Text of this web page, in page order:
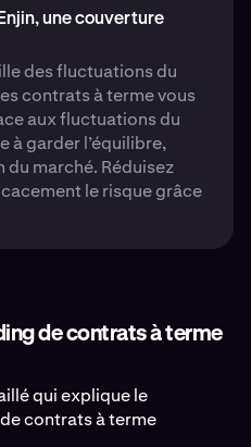
une couverture
des fluctuations du
contrats à terme vous
aux fluctuations du
à garder l’équilibre,
du marché. Réduisez
le risque grâce
de contrats à terme
qui explique le
contrats à terme